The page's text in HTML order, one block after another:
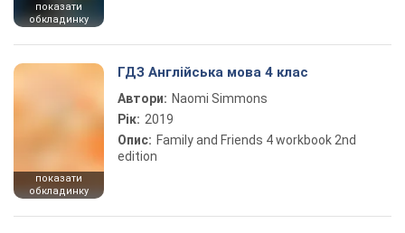
показати
обкладинку
показати
обкладинку
ГДЗ Англійська мова 4 клас
Автори: Naomi Simmons
Рік: 2019
Опис: Family and Friends 4 workbook 2nd
edition